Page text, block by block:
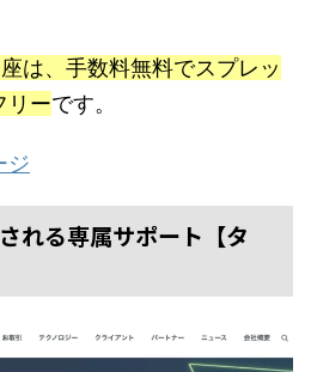
は、手数料無料でスプレッ
リーです。
ジ
れる専属サポート【タ